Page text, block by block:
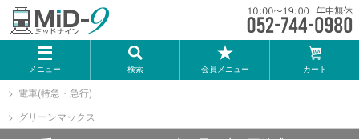
メニュー 検索 会員メニュー カート
メーカー一覧
TOMIX
KATO
電車(特急・急行)
グリーンマックス